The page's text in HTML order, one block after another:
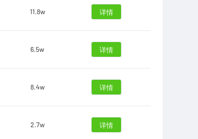
11.8w 详情
6.5w 详情
8.4w 详情
2.7w 详情